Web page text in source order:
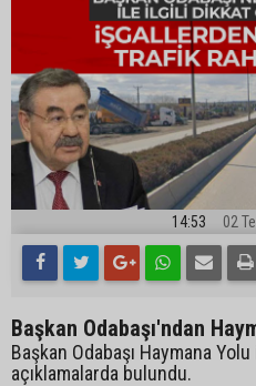
14:53 02
Başkan Odabaşı'ndan
Başkan Odabaşı Haymana
açıklamalarda bulundu.